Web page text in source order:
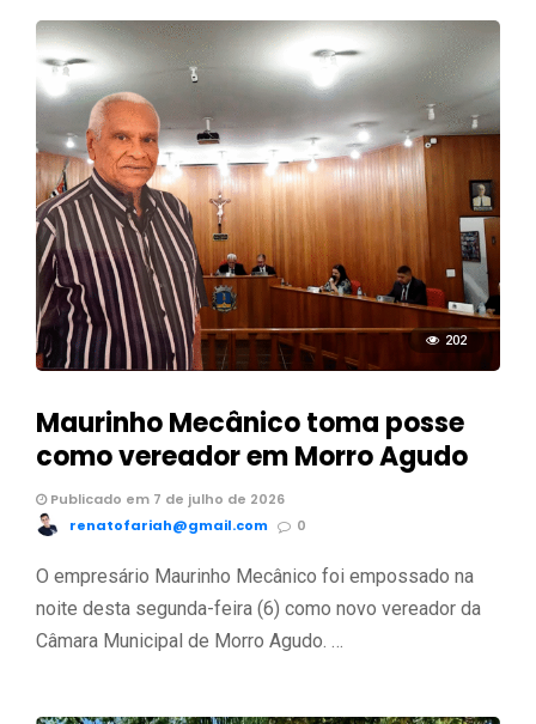
202
Maurinho Mecânico toma posse
como vereador em Morro Agudo
Publicado em 7 de julho de 2026
renatofariah@gmail.com
0
O empresário Maurinho Mecânico foi empossado na
noite desta segunda-feira (6) como novo vereador da
Câmara Municipal de Morro Agudo. …